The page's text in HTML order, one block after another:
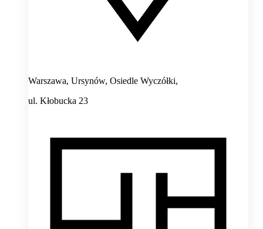
Warszawa, Ursynów, Osiedle Wyczółki,
ul. Kłobucka 23